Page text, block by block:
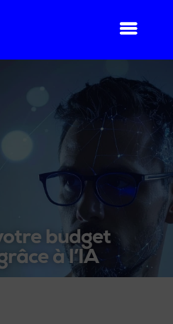
budget
à l’IA